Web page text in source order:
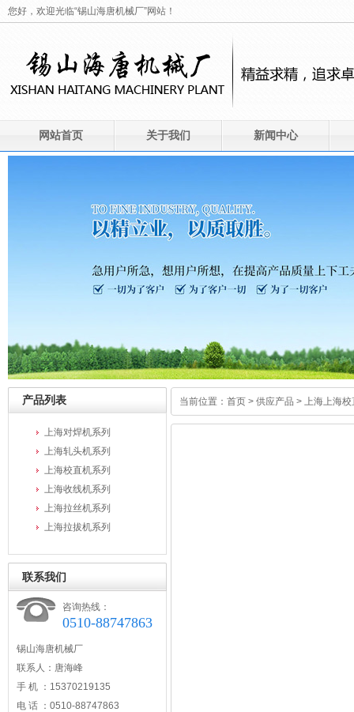
您好，欢迎光临“锡山海唐机械厂”网站！
网站首页 关于我们 新闻中心
产品列表
上海对焊机系列
上海轧头机系列
上海校直机系列
上海收线机系列
上海拉丝机系列
上海拉拔机系列
联系我们
咨询热线：
0510-88747863
锡山海唐机械厂
联系人：唐海峰
手 机 ：15370219135
电 话 ：0510-88747863
当前位置： 首页 > 供应产品 > 上海上海校